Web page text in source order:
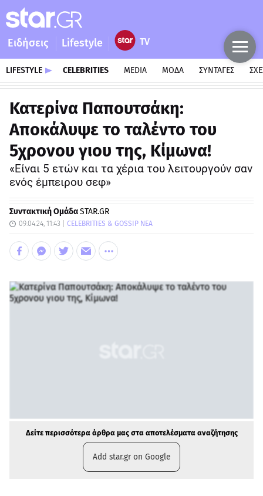
Ειδήσεις Lifestyle
LIFESTYLE CELEBRITIES MEDIA ΜΟΔΑ ΣΥΝΤΑΓΕΣ
Κατερίνα Παπουτσάκη:
Aποκάλυψε το ταλέντο του
5χρονου γιου της, Κίμωνα!
«Είναι 5 ετών και τα χέρια του λειτουργούν σαν
ενός έμπειρου σεφ»
Συντακτική ΟμάδαSTAR.GR
09.04.24, 11:43 CELEBRITIES & GOSSIP ΝΕΑ
Δείτε περισσότερα άρθρα μας στα αποτελέσματα αναζήτησης
Add star.gr on Google